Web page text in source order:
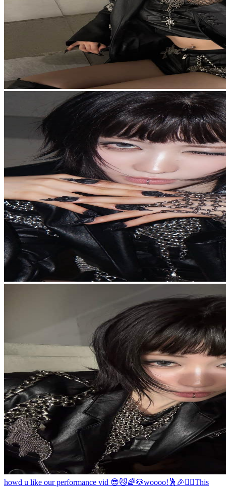
howd u like our performance vid 😎😼🌈🐶woooo!🕺🎉❤️‍🔥This